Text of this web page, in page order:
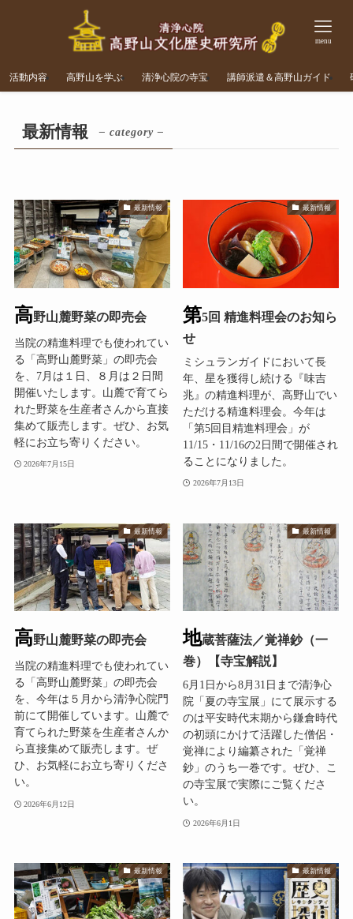
menu
活動内容 高野山を学ぶ 清浄心院の寺宝 講師派遣＆高野山ガイド
最新情報 – category –
最新情報
高野山麓野菜の即売会
当院の精進料理でも使われてい
る「高野山麓野菜」の即売会
を、7月は１日、８月は２日間
開催いたします。山麓で育てら
れた野菜を生産者さんから直接
集めて販売します。ぜひ、お気
軽にお立ち寄りください。
2026年7月15日
最新情報
第5回 精進料理会のお知ら
せ
ミシュランガイドにおいて長
年、星を獲得し続ける『味吉
兆』の精進料理が、高野山でい
ただける精進料理会。今年は
「第5回目精進料理会」が
11/15・11/16の2日間で開催され
ることになりました。
2026年7月13日
最新情報
高野山麓野菜の即売会
当院の精進料理でも使われてい
る「高野山麓野菜」の即売会
を、今年は５月から清浄心院門
前にて開催しています。山麓で
育てられた野菜を生産者さんか
ら直接集めて販売します。ぜ
ひ、お気軽にお立ち寄りくださ
い。
2026年6月12日
最新情報
地蔵菩薩法／覚禅鈔（一
巻）【寺宝解説】
6月1日から8月31日まで清浄心
院「夏の寺宝展」にて展示する
のは平安時代末期から鎌倉時代
の初頭にかけて活躍した僧侶・
覚禅により編纂された「覚禅
鈔」のうち一巻です。ぜひ、こ
の寺宝展で実際にご覧くださ
い。
2026年6月1日
最新情報 最新情報